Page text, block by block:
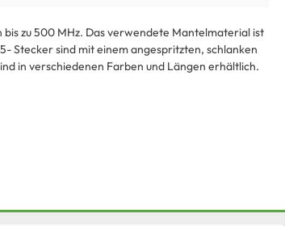
zu 500 MHz. Das verwendete Mantelmaterial ist
Stecker sind mit einem angespritzten, schlanken
in verschiedenen Farben und Längen erhältlich.